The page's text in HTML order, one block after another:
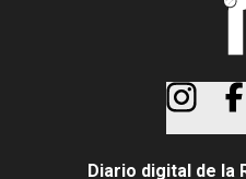
Diario digital de la